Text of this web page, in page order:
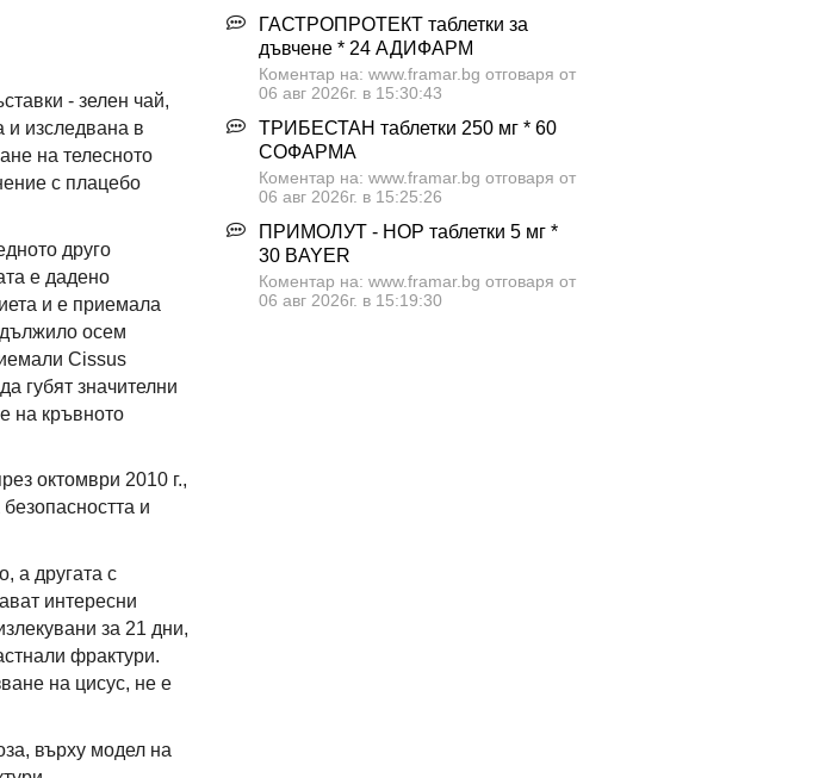
- зелен чай,
и изследвана в
на телесното
с плацебо
друго
е дадено
и е приемала
осем
Cissus
губят значителни
на кръвното
октомври 2010 г.,
и
а другата с
интересни
за 21 дни,
фрактури.
на цисус, не е
върху модел на
ГАСТРОПРОТЕКТ таблетки за
дъвчене * 24 АДИФАРМ
Коментар на: www.framar.bg отговаря от
06 авг 2026г. в 15:30:43
ТРИБЕСТАН таблетки 250 мг * 60
СОФАРМА
Коментар на: www.framar.bg отговаря от
06 авг 2026г. в 15:25:26
ПРИМОЛУТ - НОР таблетки 5 мг *
30 BAYER
Коментар на: www.framar.bg отговаря от
06 авг 2026г. в 15:19:30